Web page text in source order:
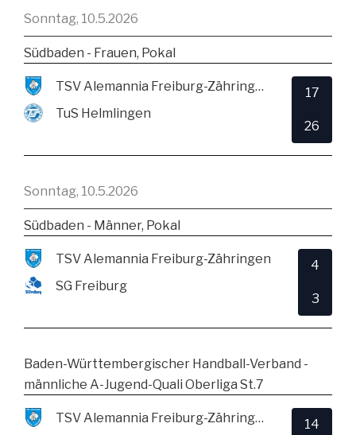
Sonntag, 10.5.2026
Südbaden - Frauen, Pokal
TSV Alemannia Freiburg-Zähringen
TuS Helmlingen
17
26
Sonntag, 10.5.2026
Südbaden - Männer, Pokal
TSV Alemannia Freiburg-Zähringen
SG Freiburg
4
3
Baden-Württembergischer Handball-Verband -
männliche A-Jugend-Quali Oberliga St.7
TSV Alemannia Freiburg-Zähringen
14